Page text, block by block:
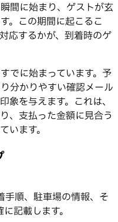
間に始まり、ゲストが玄
。この期間に起こるこ
応するかが、到着時のゲ
でに始まっています。予
分かりやすい確認メール
象を与えます。これは、
、支払った金額に見合う
います。
手順、駐車場の情報、そ
記載します。